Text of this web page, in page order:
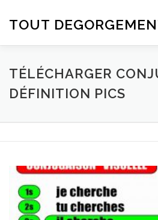
TOUT
TÉLÉCHARGER
DÉFINITION PICS